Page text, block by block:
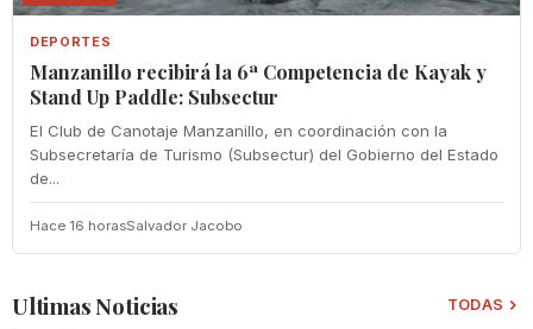
DEPORTES
Manzanillo recibirá la 6ª Competencia de Kayak y
Stand Up Paddle: Subsectur
El Club de Canotaje Manzanillo, en coordinación con la
Subsecretaría de Turismo (Subsectur) del Gobierno del Estado
de...
Hace 16 horasSalvador Jacobo
Ultimas Noticias TODAS